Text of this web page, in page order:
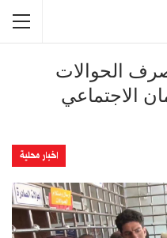
المرحلة الـ14 لصرف الحوالات
الاجتماعي
اخبار محلية